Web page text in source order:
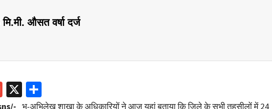
औसत वर्षा दर्ज
Gmail
X
भू-अभिलेख शाखा के अधिकारियों ने आज यहां बताया कि जिले के सभी तहसीलों में 24